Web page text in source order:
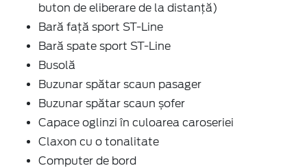
buton de eliberare de la distanță)
Bară față sport ST-Line
Bară spate sport ST-Line
Busolă
Buzunar spătar scaun pasager
Buzunar spătar scaun șofer
Capace oglinzi în culoarea caroseriei
Claxon cu o tonalitate
Computer de bord